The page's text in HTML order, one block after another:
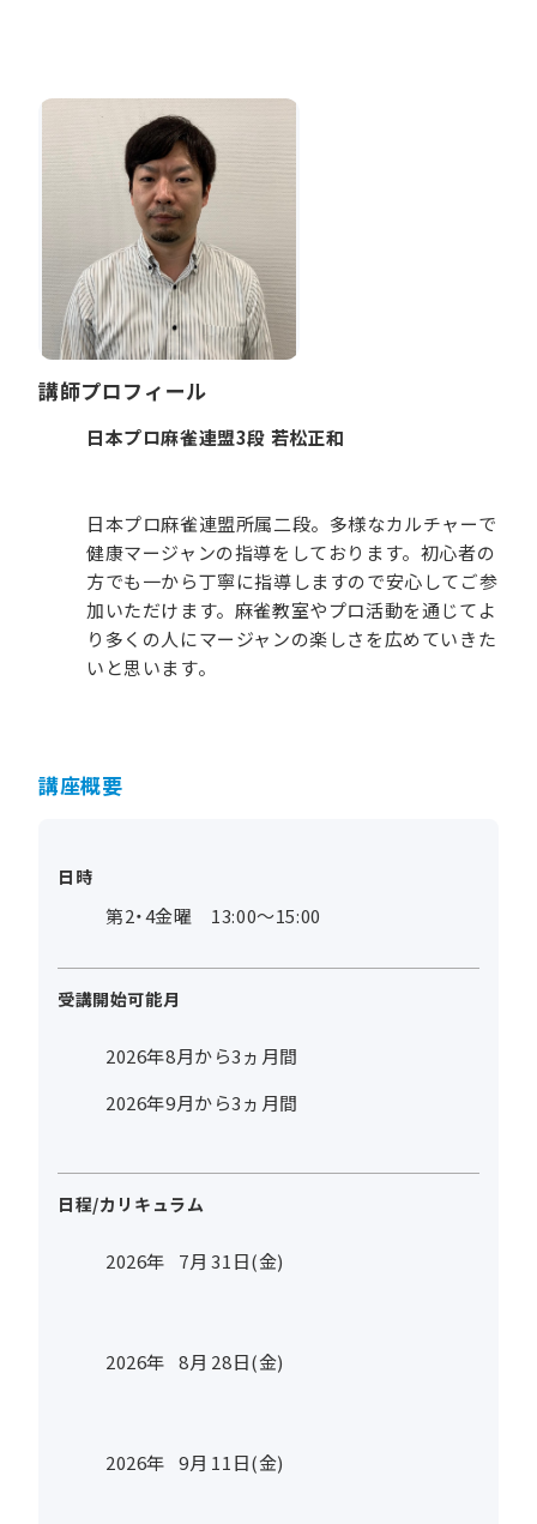
講師プロフィール
日本プロ麻雀連盟3段 若松正和
日本プロ麻雀連盟所属二段。多様なカルチャーで
健康マージャンの指導をしております。初心者の
方でも一から丁寧に指導しますので安心してご参
加いただけます。麻雀教室やプロ活動を通じてよ
り多くの人にマージャンの楽しさを広めていきた
いと思います。
講座概要
日時
第2・4金曜 13:00～15:00
受講開始可能月
2026年8月から3ヵ月間
2026年9月から3ヵ月間
日程/カリキュラム
2026年 7月 31日(金)
2026年 8月 28日(金)
2026年 9月 11日(金)